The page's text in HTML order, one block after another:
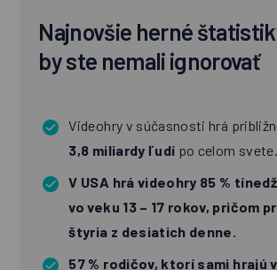
Najnovšie herné
by ste nemali ignorovať
Videohry v súčasnosti hrá
3,8 miliardy ľudí po celom svete.
V USA hrá videohry 85 %
vo veku 13 – 17 rokov, pričom
štyria z desiatich denne.
57 % rodičov, ktorí sami hrajú